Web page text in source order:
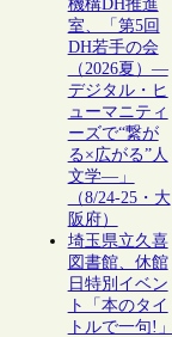
機構DH推進
室、「第5回
DH若手の会
（2026夏）―
デジタル・ヒ
ューマニティ
ーズで“繋が
る×広がる”人
文学―」
（8/24-25・大
阪府）
埼玉県立久喜
図書館、休館
日特別イベン
ト「本のタイ
トルで一句!」